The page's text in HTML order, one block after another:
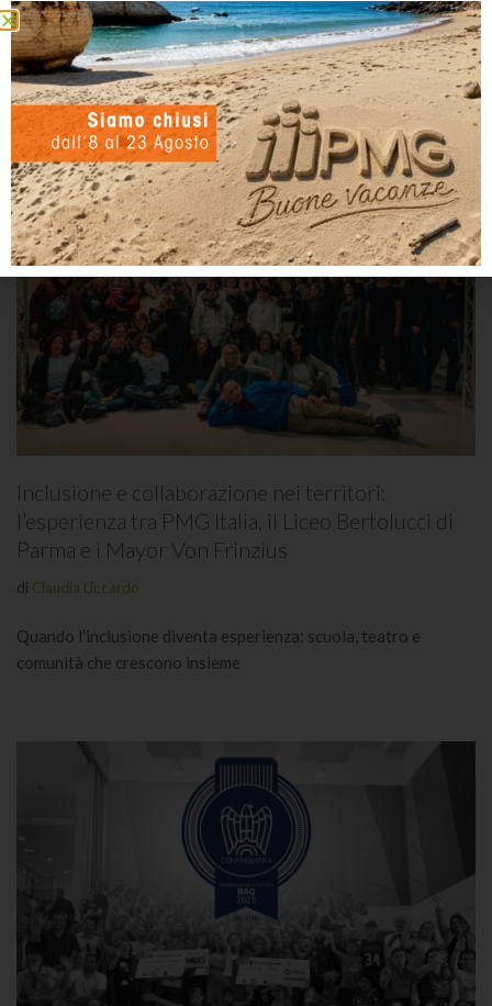
Parità di genere in Italia: PMG Italia conferma la certificazione
e promuove il cambiamento
Inclusione e collaborazione nei territori:
l’esperienza tra PMG Italia, il Liceo Bertolucci di
Parma e i Mayor Von Frinzius
di Claudia Liccardo
Quando l’inclusione diventa esperienza: scuola, teatro e
comunità che crescono insieme